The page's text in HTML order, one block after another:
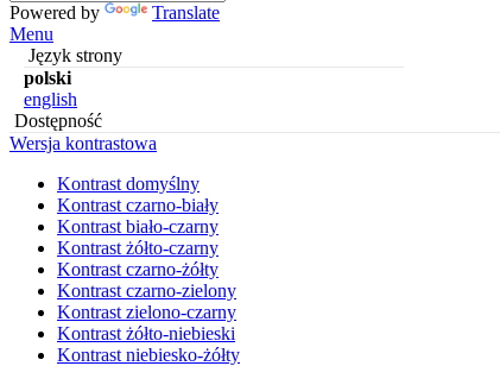
Powered by
Translate
Menu
Język strony
polski
english
Dostępność
Wersja kontrastowa
Kontrast domyślny
Kontrast czarno-biały
Kontrast biało-czarny
Kontrast żółto-czarny
Kontrast czarno-żółty
Kontrast czarno-zielony
Kontrast zielono-czarny
Kontrast żółto-niebieski
Kontrast niebiesko-żółty